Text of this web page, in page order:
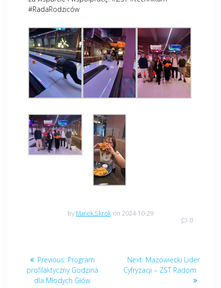
#RadaRodziców
by Marek.Skrok on 2024-10-29
0
Nawigacja
wpisu
Previous: Previous
post:
Program
profilaktyczny Godzina
dla Młodych Głów
Next: Next
post:
Mazowiecki Lider
Cyfryzacji – ZST Radom